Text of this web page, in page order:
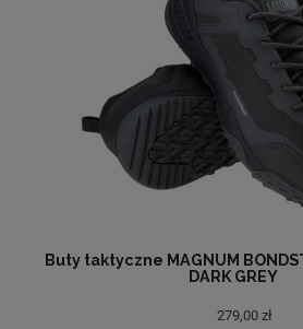
Buty taktyczne MAGNUM
DARK GREY
279,00 zł